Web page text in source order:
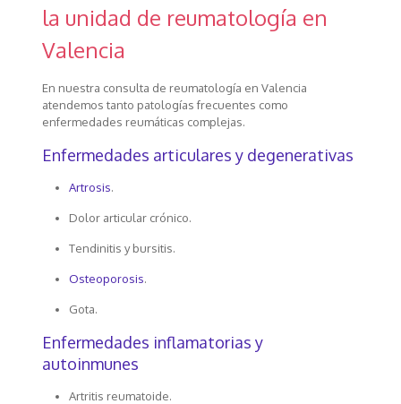
la unidad de reumatología en
Valencia
En nuestra consulta de reumatología en Valencia
atendemos tanto patologías frecuentes como
enfermedades reumáticas complejas.
Enfermedades articulares y degenerativas
Artrosis.
Dolor articular crónico.
Tendinitis y bursitis.
Osteoporosis.
Gota.
Enfermedades inflamatorias y
autoinmunes
Artritis reumatoide.